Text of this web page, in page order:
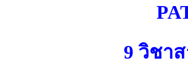
9 วิชา